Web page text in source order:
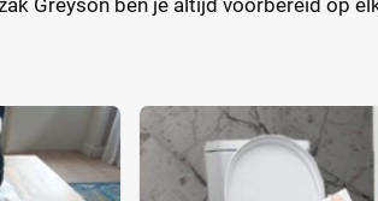
Greyson ben je altijd voorbereid op